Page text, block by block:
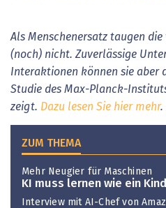
Als Menschenersatz taugen
(noch) nicht. Zuverlässige
Interaktionen können sie aber
Studie des Max-Planck-
zeigt. Dazu lesen Sie hier mehr.
ZUM THEMA
Mehr Neugier für Maschinen
KI muss lernen wie ein Kind
Interview mit AI-Chef von